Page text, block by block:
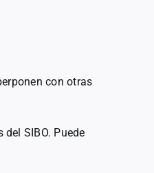
con otras
SIBO. Puede